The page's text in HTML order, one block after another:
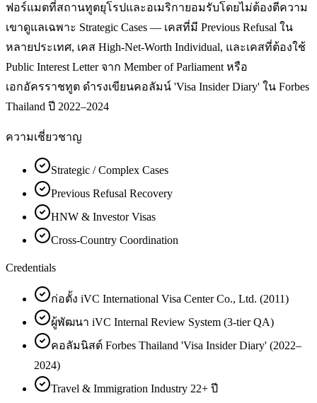
ฟอร์แมตที่สถานทูตยุโรปและอเมริกายอมรับโดยไม่ต้องตีความ
เขาดูแลเฉพาะ Strategic Cases — เคสที่มี Previous Refusal ใน
หลายประเทศ, เคส High-Net-Worth Individual, และเคสที่ต้องใช้
Public Interest Letter จาก Member of Parliament หรือ
เอกอัครราชทูต ดำรงเขียนคอลัมน์ 'Visa Insider Diary' ใน Forbes
Thailand ปี 2022–2024
ความเชี่ยวชาญ
Strategic / Complex Cases
Previous Refusal Recovery
HNW & Investor Visas
Cross-Country Coordination
Credentials
ก่อตั้ง iVC International Visa Center Co., Ltd. (2011)
ผู้พัฒนา iVC Internal Review System (3-tier QA)
คอลัมนิสต์ Forbes Thailand 'Visa Insider Diary' (2022–
2024)
Travel & Immigration Industry 22+ ปี